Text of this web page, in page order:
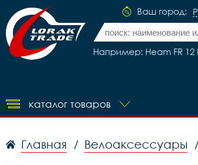
Ваш город:
Например: Heam FR 12
каталог товаров
Главная / Велоаксессуары